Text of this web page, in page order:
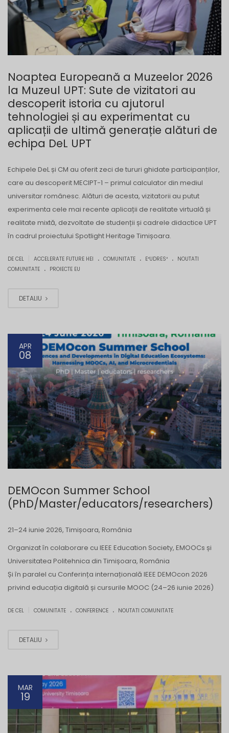
Noaptea Europeană a Muzeelor 2026
la Muzeul UPT: Sute de vizitatori au
descoperit istoria cu ajutorul
tehnologiei și au experimentat cu
aplicații de ultimă generație alături de
echipa DeL UPT
Echipele DeL și CM au oferit zeci de tururi ghidate participanților,
care au descoperit MECIPT-1 – primul calculator din mediul
universitar românesc. Alături de acesta, vizitatorii au putut
experimenta cele mai recente aplicații de realitate virtuală și
realitate mixtă, dezvoltate de studenții și cadrele didactice UPT
în cadrul proiectului Spotlight Heritage Timișoara.
DE CEL ACCELERATE FUTURE HEI . COMUNITATE . E³UDRES² . NOUTATI
COMUNITATE . PROIECTE EU
DETALIU
APR
08
DEMOcon Summer School
(PhD/Master/educators/researchers)
21–24 iunie 2026, Timișoara, România
Organizat în colaborare cu IEEE Education Society, EMOOCs și
Universitatea Politehnica din Timișoara, România
Și în paralel cu Conferința internațională IEEE DEMOcon 2026
privind educația digitală și cursurile MOOC (24–26 iunie 2026)
DE CEL COMUNITATE . CONFERENCE . NOUTATI COMUNITATE
DETALIU
MAR
19